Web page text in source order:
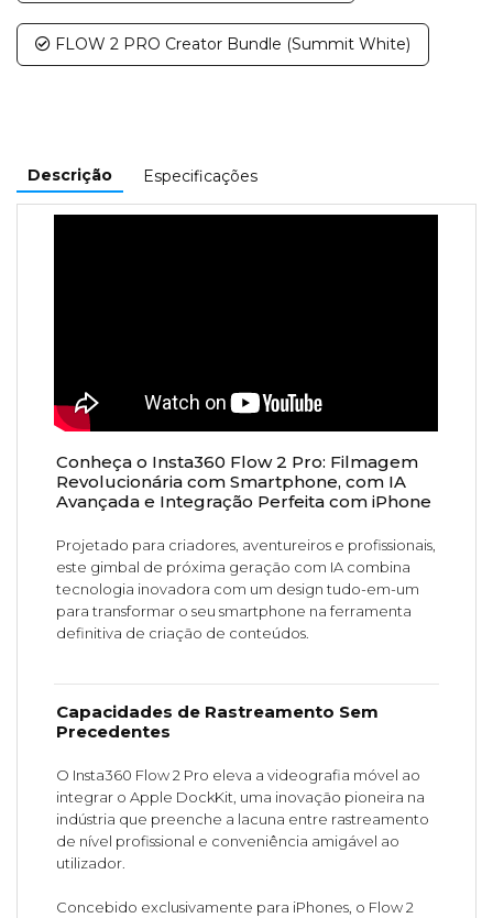
FLOW 2 PRO Creator Bundle (Summit White)
Descrição Especificações
Conheça o Insta360 Flow 2 Pro: Filmagem
Revolucionária com Smartphone, com IA
Avançada e Integração Perfeita com iPhone
Projetado para criadores, aventureiros e profissionais,
este gimbal de próxima geração com IA combina
tecnologia inovadora com um design tudo-em-um
para transformar o seu smartphone na ferramenta
definitiva de criação de conteúdos.
Capacidades de Rastreamento Sem
Precedentes
O Insta360 Flow 2 Pro eleva a videografia móvel ao
integrar o Apple DockKit, uma inovação pioneira na
indústria que preenche a lacuna entre rastreamento
de nível profissional e conveniência amigável ao
utilizador.
Concebido exclusivamente para iPhones, o Flow 2